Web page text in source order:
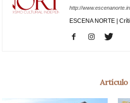
http://
ESCENA NORTE |
Artículo